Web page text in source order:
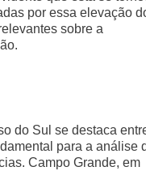
por essa elevação
sobre a
do Sul se destaca
para a análise
Campo Grande, em